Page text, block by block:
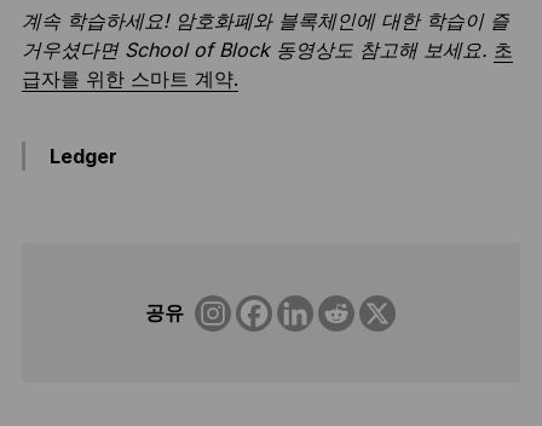
계속 학습하세요! 암호화폐와 블록체인에 대한 학습이 즐
거우셨다면 School of Block 동영상도 참고해 보세요. 초
급자를 위한 스마트 계약.
Ledger
공유